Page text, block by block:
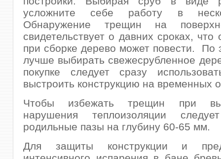
усложните себе работу в
Обнаружение трещин на
свидетельствует о давних сроках, что
при сборке дерево может повести. По
лучше выбирать свежесрубленное
покупке следует сразу
выстроить конструкцию на временных
Чтобы избежать трещин при
нарушения теплоизоляции
родильные пазы на глубину 60-65 мм.
Для защиты конструкции и